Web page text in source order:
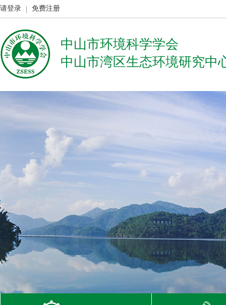
请登录 免费注册
中山市环境科学学会
中山市湾区生态环境研究中